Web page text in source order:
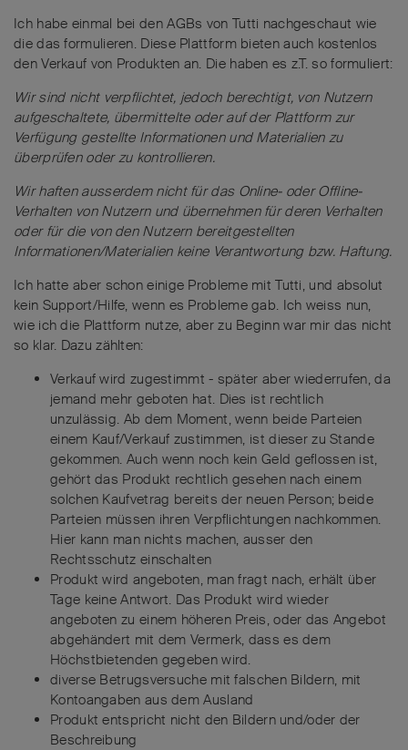
Ich habe einmal bei den AGBs von Tutti nachgeschaut wie
die das formulieren. Diese Plattform bieten auch kostenlos
den Verkauf von Produkten an. Die haben es z.T. so formuliert:
Wir sind nicht verpflichtet, jedoch berechtigt, von Nutzern
aufgeschaltete, übermittelte oder auf der Plattform zur
Verfügung gestellte Informationen und Materialien zu
überprüfen oder zu kontrollieren.
Wir haften ausserdem nicht für das Online- oder Offline-
Verhalten von Nutzern und übernehmen für deren Verhalten
oder für die von den Nutzern bereitgestellten
Informationen/Materialien keine Verantwortung bzw. Haftung.
Ich hatte aber schon einige Probleme mit Tutti, und absolut
kein Support/Hilfe, wenn es Probleme gab. Ich weiss nun,
wie ich die Plattform nutze, aber zu Beginn war mir das nicht
so klar. Dazu zählten:
Verkauf wird zugestimmt - später aber wiederrufen, da
jemand mehr geboten hat. Dies ist rechtlich
unzulässig. Ab dem Moment, wenn beide Parteien
einem Kauf/Verkauf zustimmen, ist dieser zu Stande
gekommen. Auch wenn noch kein Geld geflossen ist,
gehört das Produkt rechtlich gesehen nach einem
solchen Kaufvetrag bereits der neuen Person; beide
Parteien müssen ihren Verpflichtungen nachkommen.
Hier kann man nichts machen, ausser den
Rechtsschutz einschalten
Produkt wird angeboten, man fragt nach, erhält über
Tage keine Antwort. Das Produkt wird wieder
angeboten zu einem höheren Preis, oder das Angebot
abgehändert mit dem Vermerk, dass es dem
Höchstbietenden gegeben wird.
diverse Betrugsversuche mit falschen Bildern, mit
Kontoangaben aus dem Ausland
Produkt entspricht nicht den Bildern und/oder der
Beschreibung